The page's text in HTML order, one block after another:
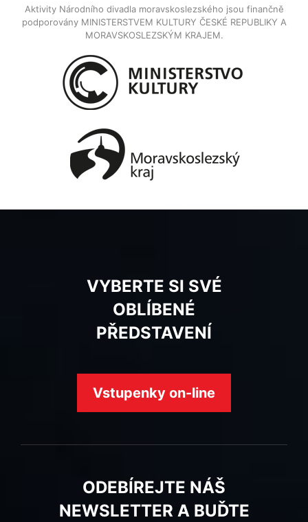
Aktivity Národního divadla moravskoslezského jsou finančně
podporovány MINISTERSTVEM KULTURY ČESKÉ REPUBLIKY A
MORAVSKOSLEZSKÝM KRAJEM.
VYBERTE SI SVÉ
OBLÍBENÉ
PŘEDSTAVENÍ
Vstupenky on-line
ODEBÍREJTE NÁŠ
NEWSLETTER A BUĎTE